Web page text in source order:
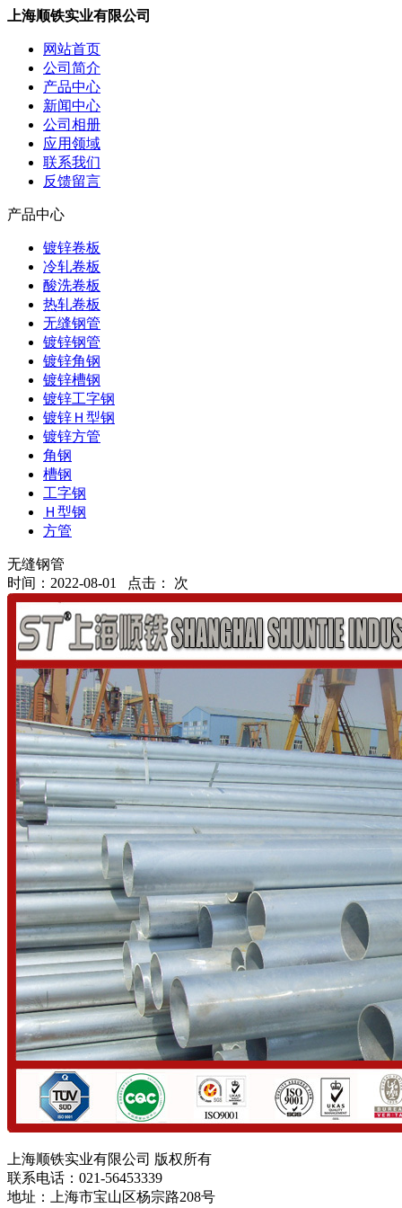
上海顺铁实业有限公司
网站首页
公司简介
产品中心
新闻中心
公司相册
应用领域
联系我们
反馈留言
产品中心
镀锌卷板
冷轧卷板
酸洗卷板
热轧卷板
无缝钢管
镀锌钢管
镀锌角钢
镀锌槽钢
镀锌工字钢
镀锌Ｈ型钢
镀锌方管
角钢
槽钢
工字钢
Ｈ型钢
方管
无缝钢管
时间：2022-08-01 点击：
次
上海顺铁实业有限公司 版权所有
联系电话：021-56453339
地址：上海市宝山区杨宗路208号